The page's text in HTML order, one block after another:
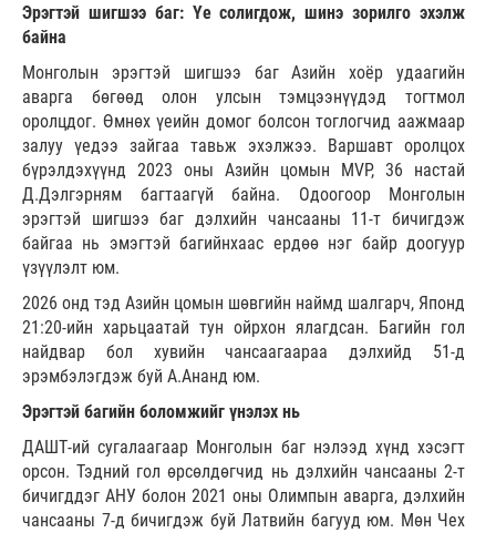
Эрэгтэй шигшээ баг: Үе солигдож, шинэ зорилго эхэлж
байна
Монголын эрэгтэй шигшээ баг Азийн хоёр удаагийн
аварга бөгөөд олон улсын тэмцээнүүдэд тогтмол
оролцдог. Өмнөх үеийн домог болсон тоглогчид аажмаар
залуу үедээ зайгаа тавьж эхэлжээ. Варшавт оролцох
бүрэлдэхүүнд 2023 оны Азийн цомын MVP, 36 настай
Д.Дэлгэрням багтаагүй байна. Одоогоор Монголын
эрэгтэй шигшээ баг дэлхийн чансааны 11-т бичигдэж
байгаа нь эмэгтэй багийнхаас ердөө нэг байр доогуур
үзүүлэлт юм.
2026 онд тэд Азийн цомын шөвгийн наймд шалгарч, Японд
21:20-ийн харьцаатай тун ойрхон ялагдсан. Багийн гол
найдвар бол хувийн чансаагаараа дэлхийд 51-д
эрэмбэлэгдэж буй А.Ананд юм.
Эрэгтэй багийн боломжийг үнэлэх нь
ДАШТ-ий сугалаагаар Монголын баг нэлээд хүнд хэсэгт
орсон. Тэдний гол өрсөлдөгчид нь дэлхийн чансааны 2-т
бичигддэг АНУ болон 2021 оны Олимпын аварга, дэлхийн
чансааны 7-д бичигдэж буй Латвийн багууд юм. Мөн Чех